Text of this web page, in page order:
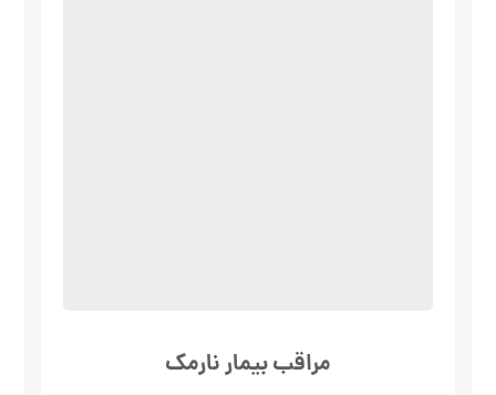
مراقب بیمار نارمک